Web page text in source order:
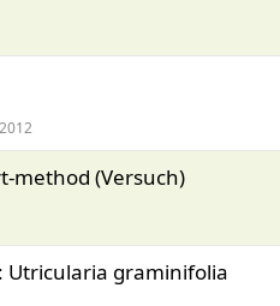
method (Versuch)
Utricularia graminifolia